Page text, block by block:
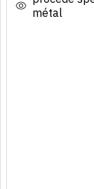
métal